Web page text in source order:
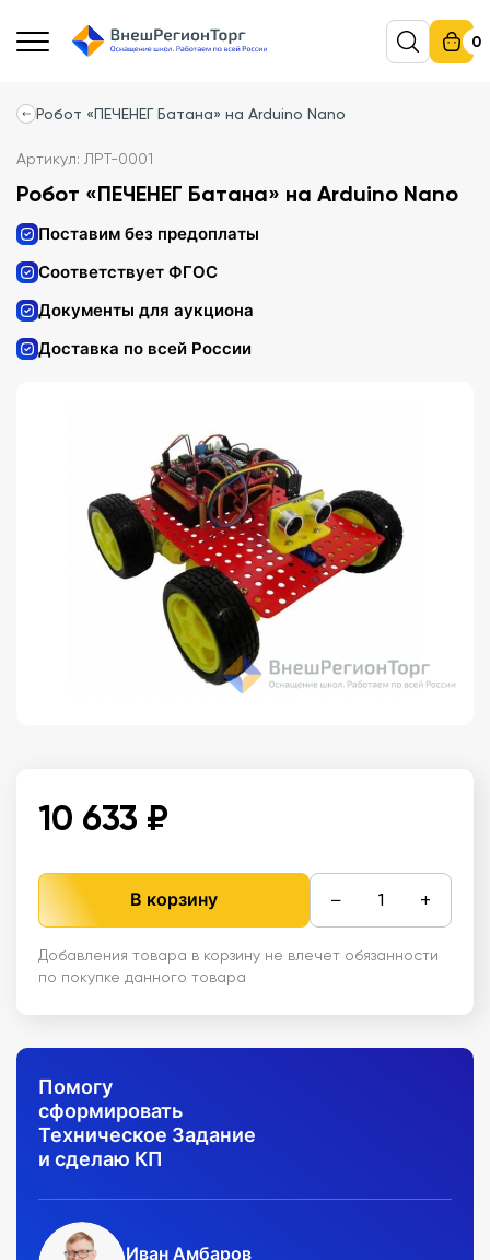
0
Робот «ПЕЧЕНЕГ Батана» на Arduino Nano
Артикул: ЛРТ-0001
Робот «ПЕЧЕНЕГ Батана» на Arduino Nano
Поставим без предоплаты
Соответствует ФГОС
Документы для аукциона
Доставка по всей России
10 633 ₽
В корзину − +
Добавления товара в корзину не влечет обязанности
по покупке данного товара
Помогу
сформировать
Техническое Задание
и сделаю КП
Иван Амбаров